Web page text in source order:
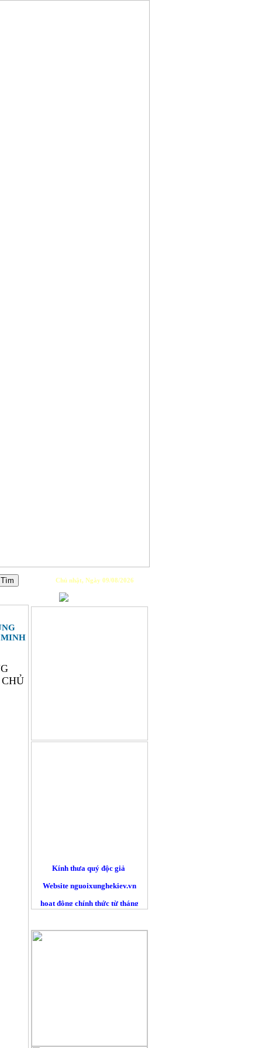
Chủ nhật, Ngày 09/08/2026
Website nguoixunghekiev.vn
hoạt động chính thức từ tháng
10/2012. và phi lợi nhuận.